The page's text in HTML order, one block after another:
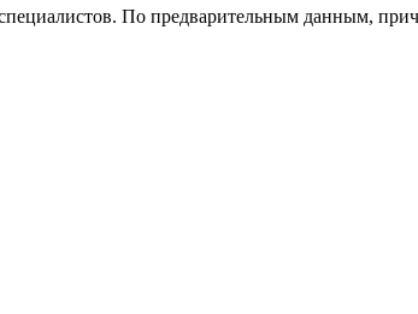
По предварительным данным,